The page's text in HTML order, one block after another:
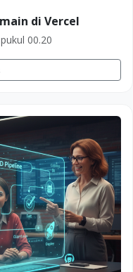
di Vercel
00.20